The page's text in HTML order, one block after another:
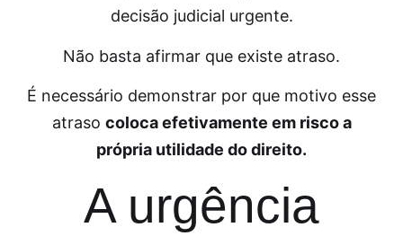
decisão judicial urgente.
Não basta afirmar que existe atraso.
É necessário demonstrar por que motivo esse
atraso coloca efetivamente em risco a
própria utilidade do direito.
A urgência